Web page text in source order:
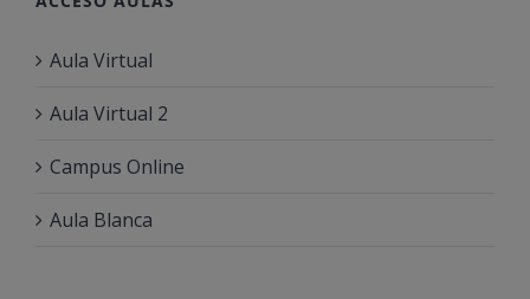
Aula Virtual
Aula Virtual 2
Campus Online
Aula Blanca